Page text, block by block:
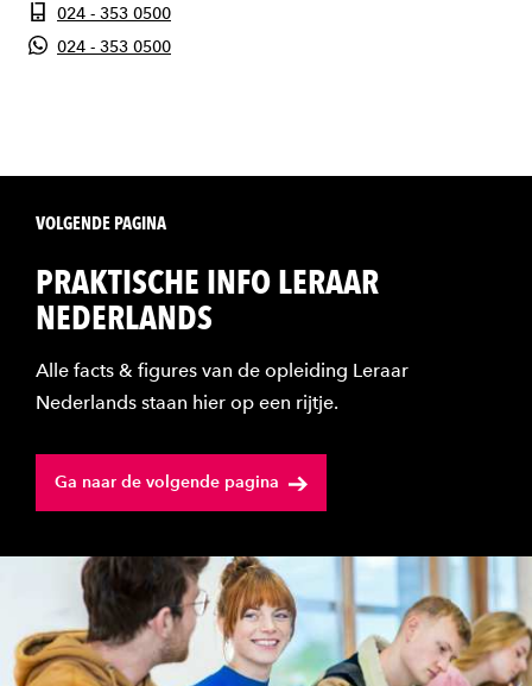
024 - 353 0500
024 - 353 0500
VOLGENDE PAGINA
PRAKTISCHE INFO LERAAR
NEDERLANDS
Alle facts & figures van de opleiding Leraar
Nederlands staan hier op een rijtje.
Ga naar de volgende pagina